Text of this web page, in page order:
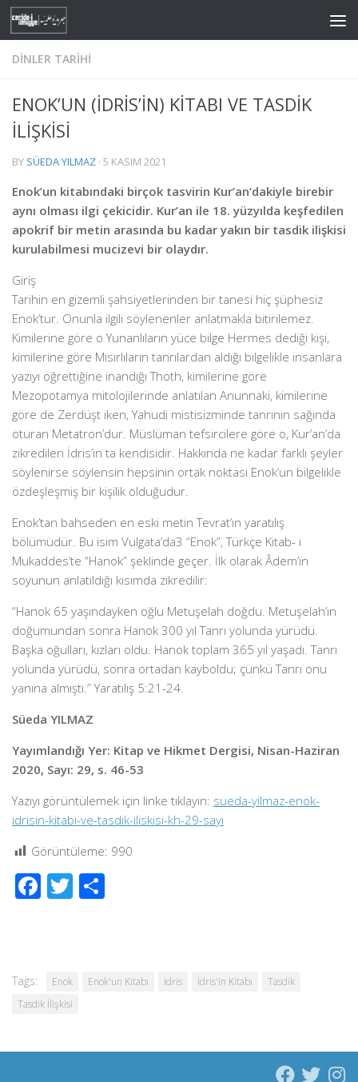
Skip to content
DINLER TARIHI
ENOK’UN (İDRİS’İN) KİTABI VE TASDİK
İLİŞKİSİ
BY SÜEDA YILMAZ · 5 KASIM 2021
Enok’un kitabındaki birçok tasvirin Kur’an’dakiyle birebir
aynı olması ilgi çekicidir. Kur’an ile 18. yüzyılda keşfedilen
apokrif bir metin arasında bu kadar yakın bir tasdik ilişkisi
kurulabilmesi mucizevi bir olaydır.
Giriş
Tarihin en gizemli şahsiyetlerinden bir tanesi hiç şüphesiz
Enok’tur. Onunla ilgili söylenenler anlatmakla bitirilemez.
Kimilerine göre o Yunanlıların yüce bilge Hermes dediği kişi,
kimilerine göre Mısırlıların tanrılardan aldığı bilgelikle insanlara
yazıyı öğrettiğine inandığı Thoth, kimilerine göre
Mezopotamya mitolojilerinde anlatılan Anunnaki, kimilerine
göre de Zerdüşt iken, Yahudi mistisizminde tanrının sağında
oturan Metatron’dur. Müslüman tefsircilere göre o, Kur’an’da
zikredilen İdris’in ta kendisidir. Hakkında ne kadar farklı şeyler
söylenirse söylensin hepsinin ortak noktası Enok’un bilgelikle
özdeşleşmiş bir kişilik olduğudur.
Enok’tan bahseden en eski metin Tevrat’ın yaratılış
bölümüdür. Bu isim Vulgata’da3 “Enok”, Türkçe Kitab- ı
Mukaddes’te “Hanok” şeklinde geçer. İlk olarak Âdem’in
soyunun anlatıldığı kısımda zikredilir:
“Hanok 65 yaşındayken oğlu Metuşelah doğdu. Metuşelah’ın
doğumundan sonra Hanok 300 yıl Tanrı yolunda yürüdü.
Başka oğulları, kızları oldu. Hanok toplam 365 yıl yaşadı. Tanrı
yolunda yürüdü, sonra ortadan kayboldu; çünkü Tanrı onu
yanına almıştı.” Yaratılış 5:21-24.
Süeda YILMAZ
Yayımlandığı Yer: Kitap ve Hikmet Dergisi, Nisan-Haziran
2020, Sayı: 29, s. 46-53
Yazıyı görüntülemek için linke tıklayın: sueda-yilmaz-enok-
idrisin-kitabi-ve-tasdik-iliskisi-kh-29-sayi
Görüntüleme: 990
Facebook
Twitter
Tags: Enok Enok'un Kitabı İdris İdris'in Kitabı
Tasdik
Tasdik İlişkisi